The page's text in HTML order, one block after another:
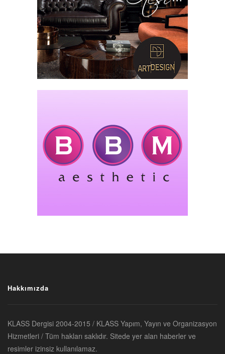
Hakkımızda
KLASS Dergisi 2004-2015 / KLASS Yapım, Yayın ve Organizasyon
Hizmetleri / Tüm hakları saklıdır. Sitede yer alan haberler ve
resimler izinsiz kullanılamaz.